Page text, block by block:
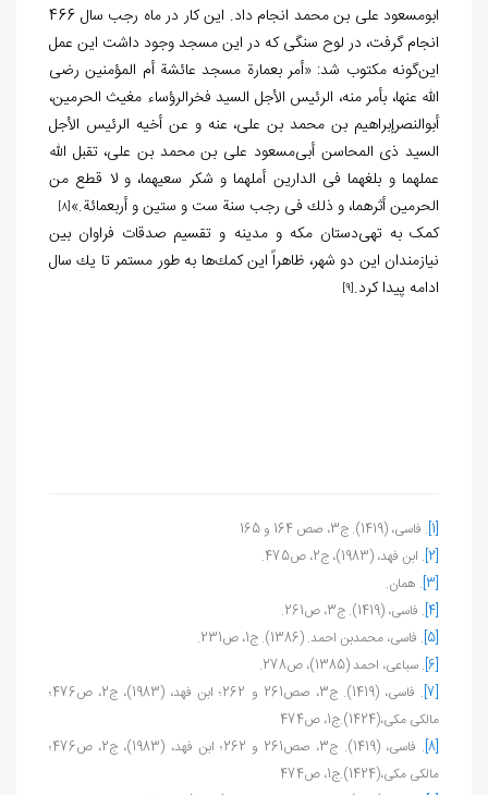
ابومسعود على بن محمد انجام داد. این کار در ماه رجب سال 466
انجام گرفت، در لوح سنگی که در این مسجد وجود داشت این عمل
این‌گونه مکتوب شد: «أمر بعمارة مسجد عائشة أم المؤمنين رضى
اللّه عنها، بأمر منه، الرئيس الأجل السيد فخرالرؤساء مغيث الحرمين،
أبوالنصرإبراهيم بن محمد بن على، عنه و عن أخيه الرئيس الأجل
السيد ذى المحاسن أبى‌مسعود على بن محمد بن على، تقبل اللّه
عملهما و بلغهما فى الدارين أملهما و شكر سعيهما، و لا قطع من
الحرمين أثرهما، و ذلك فى رجب سنة ست و ستين و أربعمائة.»[8]
کمک به تهى‌دستان مكه و مدينه و تقسیم صدقات فراوان بین
نیازمندان این دو شهر، ظاهراً اين كمك‌ها به طور مستمر تا يك سال
ادامه پیدا کرد.[9]
[1]. فاسی، (1419). ج3، صص 164 و 165
[2] . ابن فهد، (1983)، ج2، ص475
.
[3]. همان.
[4]. فاسی، (1419). ج3، ص261
.
[5]. فاسی، محمدبن احمد. (1386). ج1، ص231.
[6]. سباعی، احمد (1385)، ص278
.
[7]
. فاسی، (1419). ج3، صص261 و 262؛ ابن فهد، (1983)، ج2، ص476؛
مالکی مکی،(1424).ج1، ص474
[8]
. فاسی، (1419). ج3، صص261 و 262؛ ابن فهد، (1983)، ج2، ص476؛
مالکی مکی،(1424).ج1، ص474